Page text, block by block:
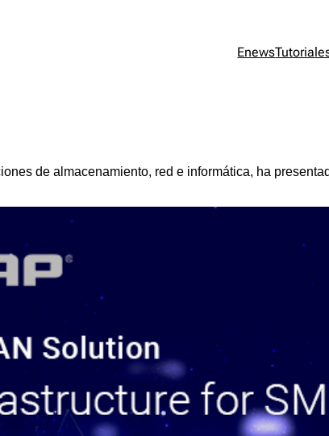
Enews
de almacenamiento, red e informática, ha